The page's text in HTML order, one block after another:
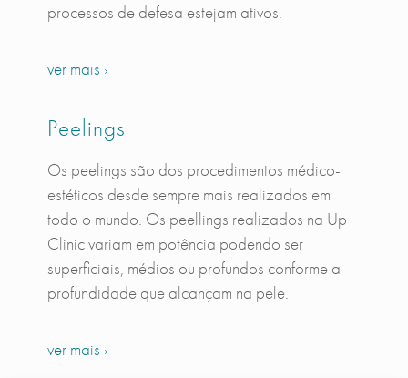
processos de defesa estejam ativos.
ver mais ›
Peelings
Os peelings são dos procedimentos médico-
estéticos desde sempre mais realizados em
todo o mundo. Os peellings realizados na Up
Clinic variam em potência podendo ser
superficiais, médios ou profundos conforme a
profundidade que alcançam na pele.
ver mais ›